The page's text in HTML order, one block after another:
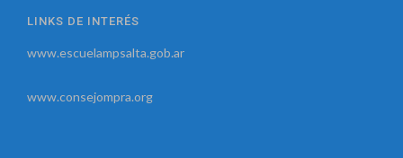
LINKS DE INTERÉS
www.escuelampsalta.gob.ar
www.consejompra.org